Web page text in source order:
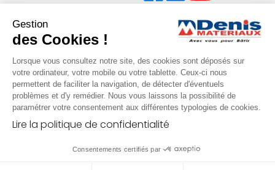
Conditions générales de vente (agences)
Conditions générales de vente (e-commerce)
Mentions légales
Plan du site
Politique de confidentialité
Gestion
des Cookies !
Lorsque vous consultez notre site, des cookies sont déposés sur
votre ordinateur, votre mobile ou votre tablette. Ceux-ci nous
permettent de faciliter la navigation, de détecter d'éventuels
problèmes et d'y remédier. Nous vous laissons la possibilité de
paramétrer votre consentement aux différentes typologies de cookies.
Lire la politique de confidentialité
Consentements certifiés par